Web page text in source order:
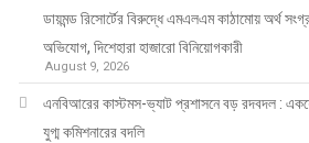
ডায়মন্ড রিসোর্টের বিরুদ্ধে এমএলএম কাঠামোয় অর্থ
অভিযোগ, দিশেহারা হাজারো বিনিয়োগকারী
August 9, 2026
এনবিআরের কাস্টমস-ভ্যাট প্রশাসনে বড় রদবদল :
যুগ্ম কমিশনারের বদলি